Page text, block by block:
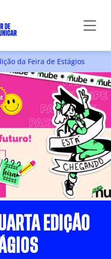
da Feira de Estágios
EDIÇÃO